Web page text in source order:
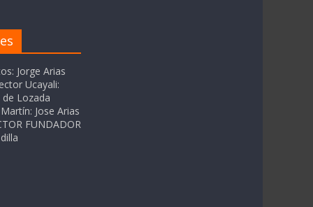
Jorge Arias
Ucayali:
Lozada
Jose Arias
FUNDADOR